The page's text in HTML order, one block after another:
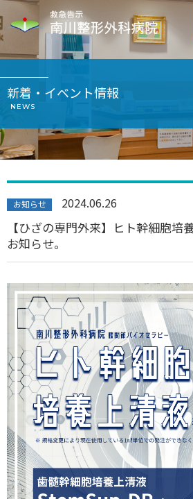
新着・イベント情報
NEWS
お知らせ 2024.06.26
【ひざの専門外来】ヒト幹細胞培
お知らせ。